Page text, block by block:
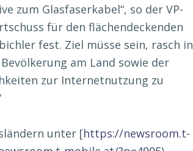
zum Glasfaserkabel“, so der VP-
für den flächendeckenden
fest. Ziel müsse sein, rasch in
am Land sowie der
zur Internetnutzung zu
unter [https://newsroom.t-